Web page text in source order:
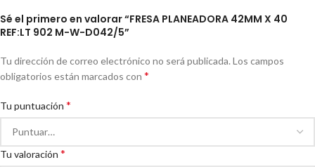
Sé el primero en valorar “FRESA PLANEADORA 42MM X 40
REF:LT 902 M-W-D042/5”
Tu dirección de correo electrónico no será publicada. Los campos
obligatorios están marcados con *
Tu puntuación *
Tu valoración *